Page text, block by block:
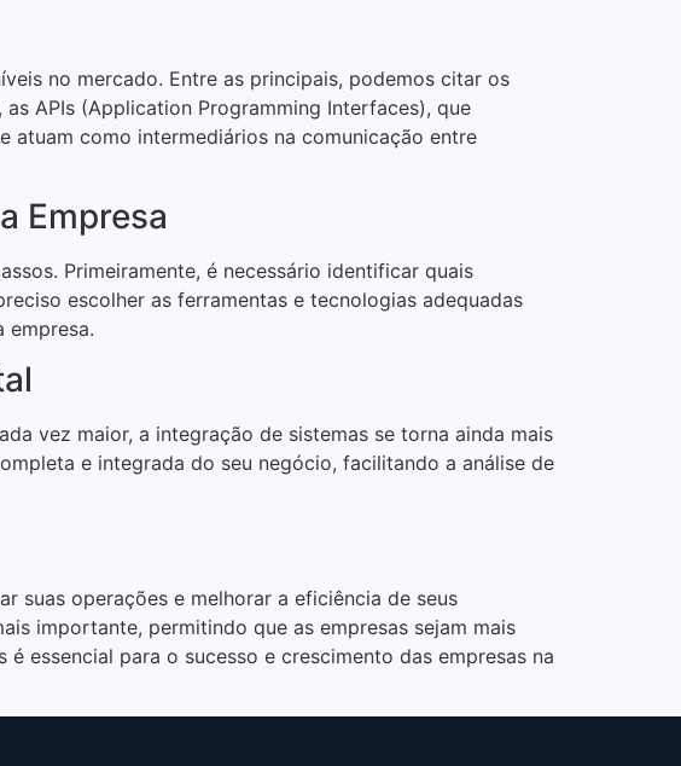
no mercado. Entre as principais, podemos citar os
APIs (Application Programming Interfaces), que
atuam como intermediários na comunicação entre
Empresa
Primeiramente, é necessário identificar quais
escolher as ferramentas e tecnologias adequadas
empresa.
vez maior, a integração de sistemas se torna ainda mais
e integrada do seu negócio, facilitando a análise de
suas operações e melhorar a eficiência de seus
importante, permitindo que as empresas sejam mais
essencial para o sucesso e crescimento das empresas na